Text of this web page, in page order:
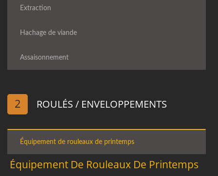
Extraction
Hachage de viande
Assaisonnement
2 ROULÉS / ENVELOPPEMENTS
Équipement de rouleaux de printemps
Équipement De Rouleaux De Printemps